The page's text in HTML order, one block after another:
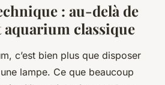
: au-delà de
classique
c’est bien plus que disposer
lampe. Ce que beaucoup